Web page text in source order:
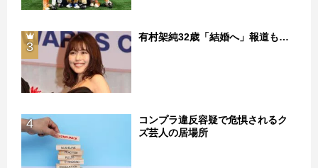
3
有村架純32歳「結婚へ」報道も…
4
コンプラ違反容疑で危惧されるク
ズ芸人の居場所